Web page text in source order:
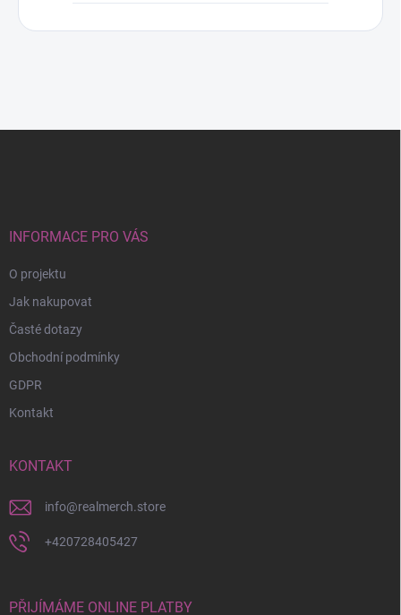
INFORMACE PRO VÁS
O projektu
Jak nakupovat
Časté dotazy
Obchodní podmínky
GDPR
Kontakt
KONTAKT
info@realmerch.store
+420728405427
PŘIJÍMÁME ONLINE PLATBY